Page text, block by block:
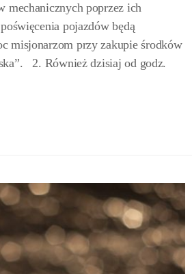
mechanicznych poprzez ich
pojazdów będą
misjonarzom przy zakupie środków
2. Również dzisiaj od godz.